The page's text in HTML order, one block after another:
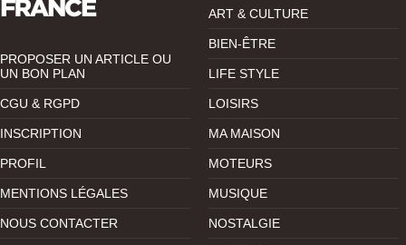
PROPOSER UN ARTICLE OU
UN BON PLAN
CGU & RGPD
INSCRIPTION
PROFIL
MENTIONS LÉGALES
NOUS CONTACTER
ART & CULTURE
BIEN-ÊTRE
LIFE STYLE
LOISIRS
MA MAISON
MOTEURS
MUSIQUE
NOSTALGIE